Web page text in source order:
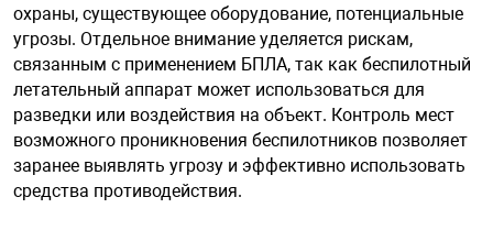
безопасность
оборудование
охраны, существующее оборудование, потенциальные
угрозы. Отдельное внимание уделяется рискам,
связанным с применением БПЛА, так как беспилотный
летательный аппарат может использоваться для
разведки или воздействия на объект. Контроль мест
возможного проникновения беспилотников позволяет
заранее выявлять угрозу и эффективно использовать
средства противодействия.